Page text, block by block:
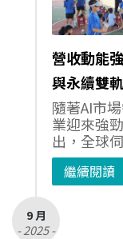
營收動能
與永續雙
隨著AI市
業迎來強
出，全球
繼續閱讀
9 月
- 2025 -